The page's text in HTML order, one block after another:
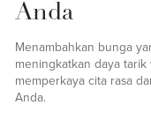
Anda
Menambahkan bunga
meningkatkan daya tarik
memperkaya cita rasa
Anda.